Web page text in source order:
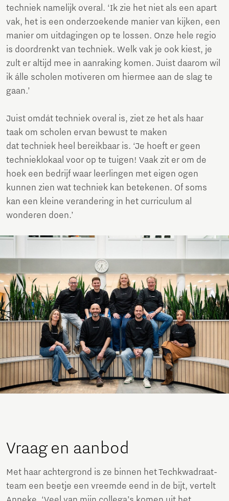
techniek namelijk overal. ‘Ik zie het niet als een apart
vak, het is een onderzoekende manier van kijken, een
manier om uitdagingen op te lossen. Onze hele regio
is doordrenkt van techniek. Welk vak je ook kiest, je
zult er altijd mee in aanraking komen. Juist daarom wil
ik álle scholen motiveren om hiermee aan de slag te
gaan.’
Juist omdát techniek overal is, ziet ze het als haar
taak om scholen ervan bewust te maken
dat techniek heel bereikbaar is. ‘Je hoeft er geen
technieklokaal voor op te tuigen! Vaak zit er om de
hoek een bedrijf waar leerlingen met eigen ogen
kunnen zien wat techniek kan betekenen. Of soms
kan een kleine verandering in het curriculum al
wonderen doen.’
Vraag en aanbod
Met haar achtergrond is ze binnen het Techkwadraat-
team een beetje een vreemde eend in de bijt, vertelt